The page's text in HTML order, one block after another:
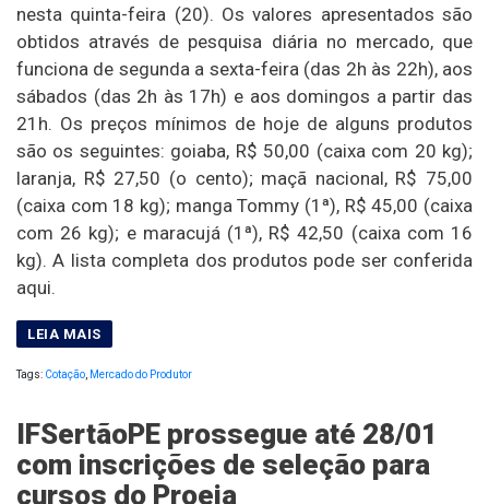
nesta quinta-feira (20). Os valores apresentados são
obtidos através de pesquisa diária no mercado, que
funciona de segunda a sexta-feira (das 2h às 22h), aos
sábados (das 2h às 17h) e aos domingos a partir das
21h. Os preços mínimos de hoje de alguns produtos
são os seguintes: goiaba, R$ 50,00 (caixa com 20 kg);
laranja, R$ 27,50 (o cento); maçã nacional, R$ 75,00
(caixa com 18 kg); manga Tommy (1ª), R$ 45,00 (caixa
com 26 kg); e maracujá (1ª), R$ 42,50 (caixa com 16
kg). A lista completa dos produtos pode ser conferida
aqui.
Tags: Cotação Mercado do Produtor
IFSertãoPE prossegue até 28/01
com inscrições de seleção para
cursos do Proeja